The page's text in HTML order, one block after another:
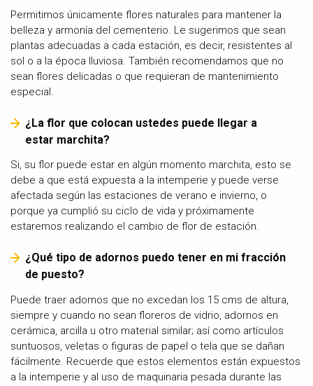
Permitimos únicamente flores naturales para mantener la
belleza y armonía del cementerio. Le sugerimos que sean
plantas adecuadas a cada estación, es decir, resistentes al
sol o a la época lluviosa. También recomendamos que no
sean flores delicadas o que requieran de mantenimiento
especial.
¿La flor que colocan ustedes puede llegar a
estar marchita?
Si, su flor puede estar en algún momento marchita, esto se
debe a que está expuesta a la intemperie y puede verse
afectada según las estaciones de verano e invierno, o
porque ya cumplió su ciclo de vida y próximamente
estaremos realizando el cambio de flor de estación.
¿Qué tipo de adornos puedo tener en mi fracción
de puesto?
Puede traer adornos que no excedan los 15 cms de altura,
siempre y cuando no sean floreros de vidrio, adornos en
cerámica, arcilla u otro material similar; así como artículos
suntuosos, veletas o figuras de papel o tela que se dañan
fácilmente. Recuerde que estos elementos están expuestos
a la intemperie y al uso de maquinaria pesada durante las